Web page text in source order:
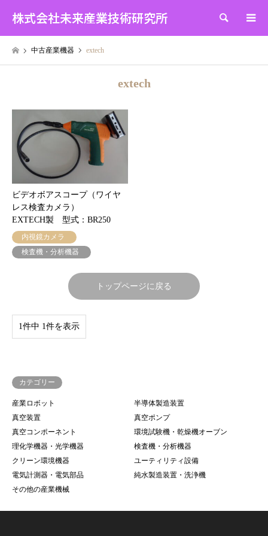
株式会社未来産業技術研究所 検索
中古産業機器 extech
extech
ビデオボアスコープ（ワイヤ
レス検査カメラ）
EXTECH製 型式：BR250
内視鏡カメラ
検査機・分析機器
トップページに戻る
1件中 1件を表示
カテゴリー
産業ロボット
半導体製造装置
真空装置
真空ポンプ
真空コンポーネント
環境試験機・乾燥機オーブン
理化学機器・光学機器
検査機・分析機器
クリーン環境機器
ユーティリティ設備
電気計測器・電気部品
純水製造装置・洗浄機
その他の産業機械